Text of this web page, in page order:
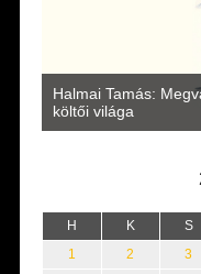
Halmai Tamás:
költői világa
H K S
1 2 3